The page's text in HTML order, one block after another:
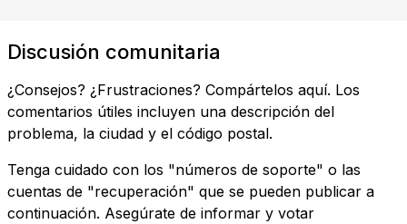
Discusión comunitaria
¿Consejos? ¿Frustraciones? Compártelos aquí. Los
comentarios útiles incluyen una descripción del
problema, la ciudad y el código postal.
Tenga cuidado con los "números de soporte" o las
cuentas de "recuperación" que se pueden publicar a
continuación. Asegúrate de informar y votar